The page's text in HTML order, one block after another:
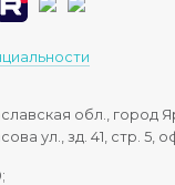
обл., город
ул., зд. 41, стр. 5,